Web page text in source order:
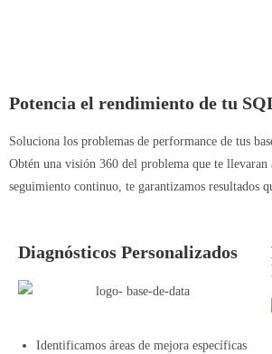
Potencia el rendimiento de tu
Soluciona los problemas de performance de tus
Obtén una visión 360 del problema que te
seguimiento continuo, te garantizamos resultados
Diagnósticos Personalizados
Identificamos áreas de mejora específicas